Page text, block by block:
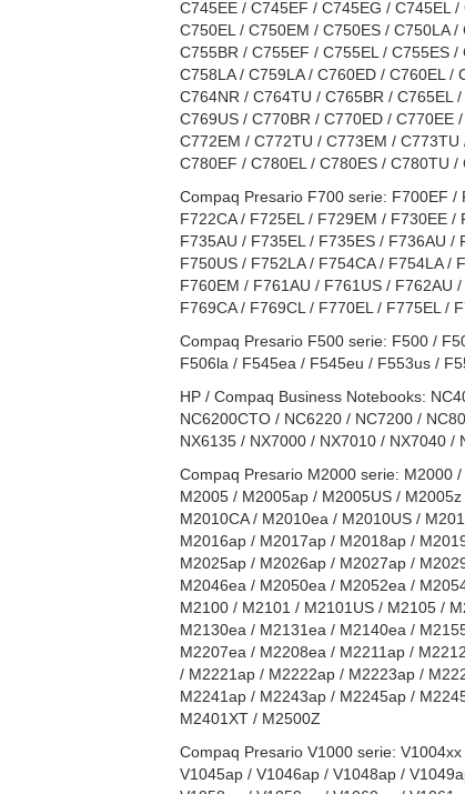
C745EE / C745EF / C745EG / C745EL
C750EL / C750EM / C750ES / C750LA
C755BR / C755EF / C755EL / C755ES
C758LA / C759LA / C760ED / C760EL
C764NR / C764TU / C765BR / C765EL
C769US / C770BR / C770ED / C770EE
C772EM / C772TU / C773EM /
C780EF / C780EL / C780ES / C780TU
Compaq Presario F700 serie: F700EF
F722CA / F725EL / F729EM / F730EE
F735AU / F735EL / F735ES / F736AU
F750US / F752LA / F754CA / F754LA /
F760EM / F761AU / F761US / F762AU
F769CA / F769CL / F770EL / F775EL /
Compaq Presario F500 serie: F500 /
F506la / F545ea / F545eu / F553us /
HP / Compaq Business Notebooks:
NC6200CTO / NC6220 / NC7200 /
NX6135 / NX7000 / NX7010 / NX7040 /
Compaq Presario M2000 serie: M2000
M2005 / M2005ap / M2005US /
M2010CA / M2010ea / M2010US /
M2016ap / M2017ap / M2018ap /
M2025ap / M2026ap / M2027ap /
M2046ea / M2050ea / M2052ea /
M2100 / M2101 / M2101US / M2105 /
M2130ea / M2131ea / M2140ea /
M2207ea / M2208ea / M2211ap /
/ M2221ap / M2222ap / M2223ap /
M2241ap / M2243ap / M2245ap /
M2401XT / M2500Z
Compaq Presario V1000 serie:
V1045ap / V1046ap / V1048ap /